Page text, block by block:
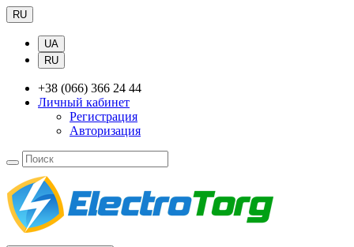
RU
UA
RU
+38 (066) 366 24 44
Личный кабинет
Регистрация
Авторизация